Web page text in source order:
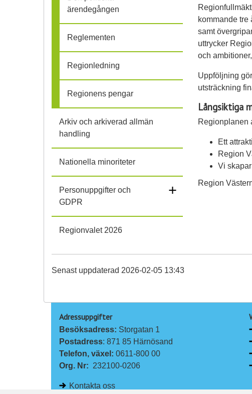
ärendegången
Reglementen
Regionledning
Regionens pengar
Arkiv och arkiverad allmän
handling
Nationella minoriteter
Personuppgifter och
GDPR
+
Regionvalet 2026
kommande tre
samt
uttrycker
och
Uppföljning
utsträckning
Långsiktiga
Regionplanen
Ett
Region
Vi
Region
Senast uppdaterad 2026-02-05 13:43
Adressuppgifter
Besöksadress: Storgatan 1
Postadress: 871 85 Härnösand
Telefon, växel: 0611-800 00
Org. Nr: 232100-0206
Kontakta oss